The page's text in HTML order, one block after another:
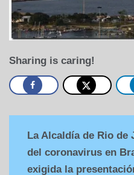
Sharing is caring!
La Alcaldía de Rio de
del coronavirus en
exigida la